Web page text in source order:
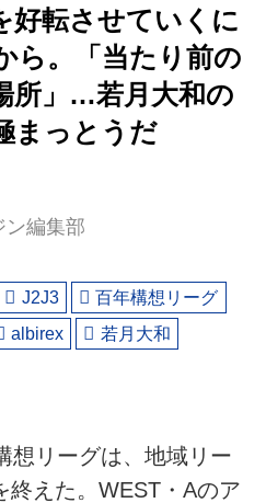
好転させていくに
ら。「当たり前の
所」…若月大和の
まっとうだ
ン編集部
J2J3
百年構想リーグ
albirex
若月大和
想リーグは、地域リー
終えた。WEST・Aのア